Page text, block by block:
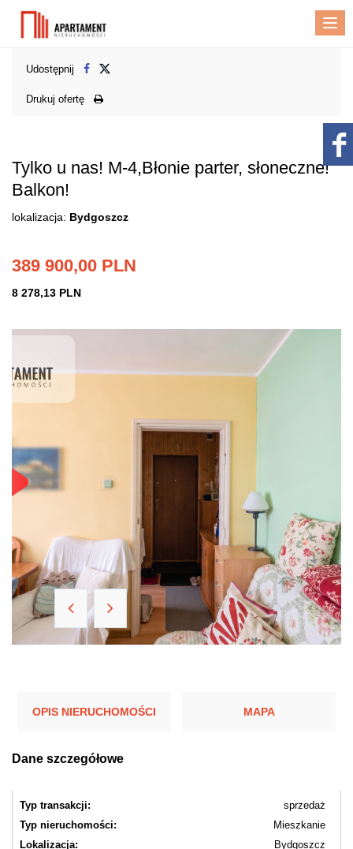
Udostępnij
Drukuj ofertę
Tylko u nas! M-4,Błonie parter, słoneczne!
Balkon!
lokalizacja: Bydgoszcz
389 900,00 PLN
8 278,13 PLN
OPIS NIERUCHOMOŚCI MAPA
Dane szczegółowe
Typ transakcji:
sprzedaż
Typ nieruchomości:
Mieszkanie
Lokalizacja:
Bydgoszcz